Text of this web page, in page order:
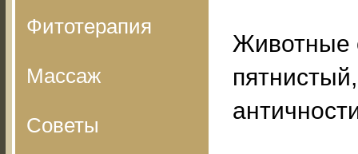
Фитотерапия
Массаж
Советы
Животные